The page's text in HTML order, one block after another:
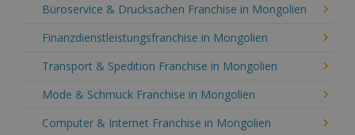
Büroservice & Drucksachen Franchise in Mongolien
Finanzdienstleistungsfranchise in Mongolien
Transport & Spedition Franchise in Mongolien
Mode & Schmuck Franchise in Mongolien
Computer & Internet Franchise in Mongolien